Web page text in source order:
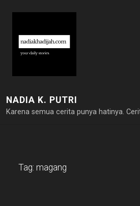
NADIA K. PUTRI
Karena semua cerita punya hatinya.
Tag: magang